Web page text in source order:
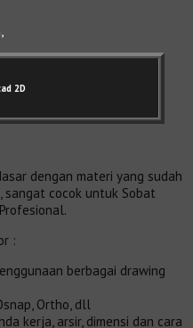
2D
dengan materi yang sudah
sangat cocok untuk Sobat
:
berbagai drawing
Ortho, dll
kerja, arsir, dimensi dan cara